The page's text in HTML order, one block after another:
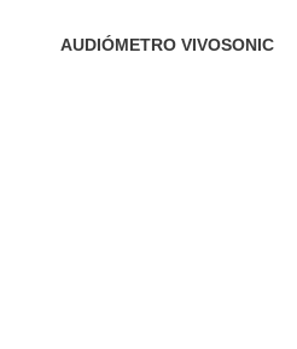
AUDIÓMETRO VIVOSONIC